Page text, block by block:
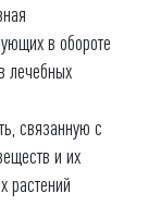
в обороте
лечебных
связанную с
и их
растений